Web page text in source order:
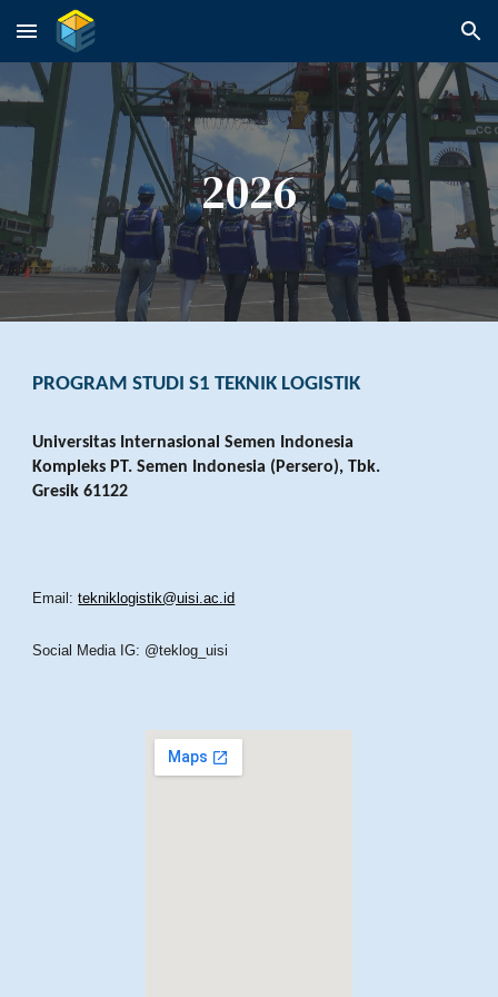
Skip to main content Skip to navigation
2026
PROGRAM STUDI S1 TEKNIK LOGISTIK
Universitas Internasional Semen Indonesia
Kompleks PT. Semen Indonesia (Persero), Tbk.
Gresik 61122
Email:tekniklogistik@uisi.ac.id
Social Media IG: @teklog_uisi